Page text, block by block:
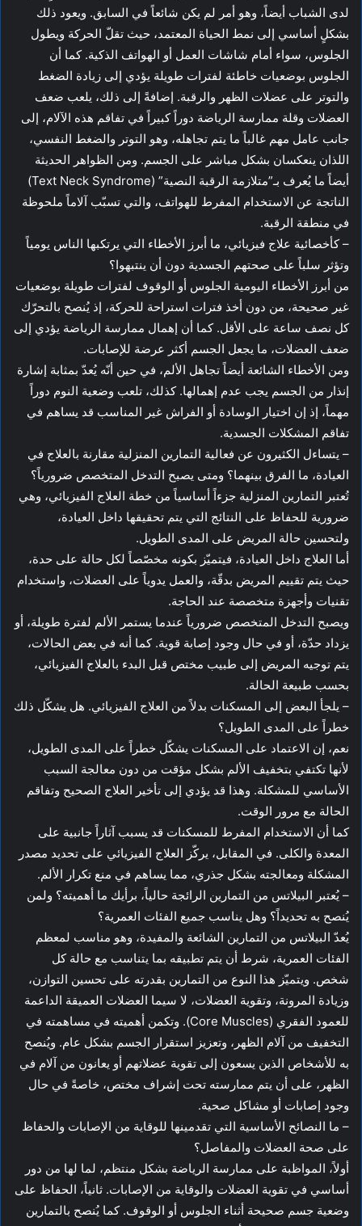
لدى الشباب أيضاً، وهو أمر لم يكن شائعاً في السابق. ويعود ذلك
بشكلٍ أساسي إلى نمط الحياة المعتمد، حيث تقلّ الحركة ويطول
الجلوس، سواء أمام شاشات العمل أو الهواتف الذكية. كما أن
الجلوس بوضعيات خاطئة لفترات طويلة يؤدي إلى زيادة الضغط
والتوتر على عضلات الظهر والرقبة. إضافةً إلى ذلك، يلعب ضعف
العضلات وقلة ممارسة الرياضة دوراً كبيراً في تفاقم هذه الآلام، إلى
جانب عامل مهم غالباً ما يتم تجاهله، وهو التوتر والضغط النفسي،
اللذان ينعكسان بشكل مباشر على الجسم. ومن الظواهر الحديثة
أيضاً ما يُعرف بـ”متلازمة الرقبة النصية” (Text Neck Syndrome)
الناتجة عن الاستخدام المفرط للهواتف، والتي تسبّب آلاماً ملحوظة
في منطقة الرقبة.
– كأخصائية علاج فيزيائي، ما أبرز الأخطاء التي يرتكبها الناس يومياً
وتؤثر سلباً على صحتهم الجسدية دون أن ينتبهوا؟
من أبرز الأخطاء اليومية الجلوس أو الوقوف لفترات طويلة بوضعيات
غير صحيحة، من دون أخذ فترات استراحة للحركة، إذ يُنصح بالتحرّك
كل نصف ساعة على الأقل. كما أن إهمال ممارسة الرياضة يؤدي إلى
ضعف العضلات، ما يجعل الجسم أكثر عرضة للإصابات.
ومن الأخطاء الشائعة أيضاً تجاهل الألم، في حين أنّه يُعدّ بمثابة إشارة
إنذار من الجسم يجب عدم إهمالها. كذلك، تلعب وضعية النوم دوراً
مهماً، إذ إن اختيار الوسادة أو الفراش غير المناسب قد يساهم في
تفاقم المشكلات الجسدية.
– يتساءل الكثيرون عن فعالية التمارين المنزلية مقارنة بالعلاج في
العيادة، ما الفرق بينهما؟ ومتى يصبح التدخل المتخصص ضرورياً؟
تُعتبر التمارين المنزلية جزءاً أساسياً من خطة العلاج الفيزيائي، وهي
ضرورية للحفاظ على النتائج التي يتم تحقيقها داخل العيادة،
ولتحسين حالة المريض على المدى الطويل.
أما العلاج داخل العيادة، فيتميّز بكونه مخصّصاً لكل حالة على حدة،
حيث يتم تقييم المريض بدقّة، والعمل يدوياً على العضلات، واستخدام
تقنيات وأجهزة متخصصة عند الحاجة.
ويصبح التدخل المتخصص ضرورياً عندما يستمر الألم لفترة طويلة، أو
يزداد حدّة، أو في حال وجود إصابة قوية. كما أنه في بعض الحالات،
يتم توجيه المريض إلى طبيب مختص قبل البدء بالعلاج الفيزيائي،
بحسب طبيعة الحالة.
– يلجأ البعض إلى المسكنات بدلاً من العلاج الفيزيائي. هل يشكّل ذلك
خطراً على المدى الطويل؟
نعم، إن الاعتماد على المسكنات يشكّل خطراً على المدى الطويل،
لأنها تكتفي بتخفيف الألم بشكل مؤقت من دون معالجة السبب
الأساسي للمشكلة. وهذا قد يؤدي إلى تأخير العلاج الصحيح وتفاقم
الحالة مع مرور الوقت.
كما أن الاستخدام المفرط للمسكنات قد يسبب آثاراً جانبية على
المعدة والكلى. في المقابل، يركّز العلاج الفيزيائي على تحديد مصدر
المشكلة ومعالجته بشكل جذري، مما يساهم في منع تكرار الألم.
– يُعتبر البيلاتس من التمارين الرائجة حالياً، برأيك ما أهميته؟ ولمن
يُنصح به تحديداً؟ وهل يناسب جميع الفئات العمرية؟
يُعدّ البيلاتس من التمارين الشائعة والمفيدة، وهو مناسب لمعظم
الفئات العمرية، شرط أن يتم تطبيقه بما يتناسب مع حالة كل
شخص. ويتميّز هذا النوع من التمارين بقدرته على تحسين التوازن،
وزيادة المرونة، وتقوية العضلات، لا سيما العضلات العميقة الداعمة
للعمود الفقري (Core Muscles). وتكمن أهميته في مساهمته في
التخفيف من آلام الظهر، وتعزيز استقرار الجسم بشكل عام. ويُنصح
به للأشخاص الذين يسعون إلى تقوية عضلاتهم أو يعانون من آلام في
الظهر، على أن يتم ممارسته تحت إشراف مختص، خاصةً في حال
وجود إصابات أو مشاكل صحية.
– ما النصائح الأساسية التي تقدمينها للوقاية من الإصابات والحفاظ
على صحة العضلات والمفاصل؟
أولاً، المواظبة على ممارسة الرياضة بشكل منتظم، لما لها من دور
أساسي في تقوية العضلات والوقاية من الإصابات. ثانياً، الحفاظ على
وضعية جسم صحيحة أثناء الجلوس أو الوقوف. كما يُنصح بالتمارين